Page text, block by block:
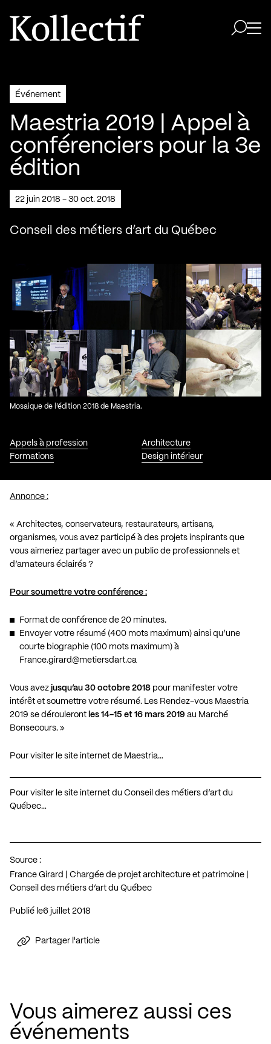
Aller à la page d'accueil
Logo Kollectif
Événement
Maestria 2019 | Appel à
conférenciers pour la 3e
édition
22 juin 2018 - 30 oct. 2018
Conseil des métiers d’art du Québec
Appels à profession
Formations
Architecture
Design intérieur
Mosaique de l’édition 2018 de Maestria.
Annonce :
« Architectes, conservateurs, restaurateurs, artisans,
organismes, vous avez participé à des projets inspirants que
vous aimeriez partager avec un public de professionnels et
d’amateurs éclairés ?
Pour soumettre votre conférence :
Format de conférence de 20 minutes.
Envoyer votre résumé (400 mots maximum) ainsi qu’une
courte biographie (100 mots maximum) à
France.girard@metiersdart.ca
Vous avez jusqu’au 30 octobre 2018 pour manifester votre
intérêt et soumettre votre résumé. Les Rendez-vous Maestria
2019 se dérouleront les 14-15 et 16 mars 2019 au Marché
Bonsecours. »
Pour visiter le site internet de Maestria…
Pour visiter le site internet du Conseil des métiers d’art du
Québec…
Source :
France Girard | Chargée de projet architecture et patrimoine |
Conseil des métiers d’art du Québec
Publié le 6 juillet 2018
Partager l'article
Vous aimerez aussi ces
événements